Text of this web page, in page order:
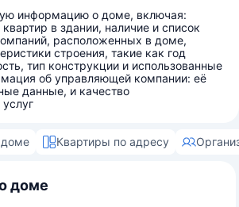
информацию о доме, включая:
в здании, наличие и список
расположенных в доме,
строения, такие как год
тип конструкции и использованные
об управляющей компании: её
данные, и качество
Квартиры по адресу
доме